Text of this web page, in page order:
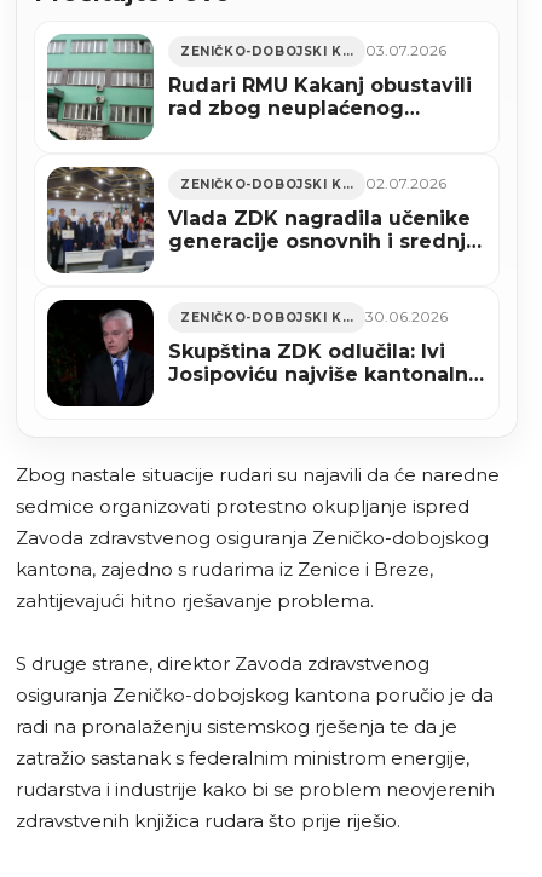
ZENIČKO-DOBOJSKI KANTON 03.07.2026
Rudari RMU Kakanj obustavili
rad zbog neuplaćenog
ZENIČKO-DOBOJSKI KANTON 02.07.2026
Vlada ZDK nagradila učenike
generacije osnovnih i srednjih
ZENIČKO-DOBOJSKI KANTON 30.06.2026
Skupština ZDK odlučila: Ivi
Josipoviću najviše kantonalno
Zbog nastale situacije rudari su najavili da će naredne
sedmice organizovati protestno okupljanje ispred
Zavoda zdravstvenog osiguranja Zeničko-dobojskog
kantona, zajedno s rudarima iz Zenice i Breze,
zahtijevajući hitno rješavanje problema.
S druge strane, direktor Zavoda zdravstvenog
osiguranja Zeničko-dobojskog kantona poručio je da
radi na pronalaženju sistemskog rješenja te da je
zatražio sastanak s federalnim ministrom energije,
rudarstva i industrije kako bi se problem neovjerenih
zdravstvenih knjižica rudara što prije riješio.